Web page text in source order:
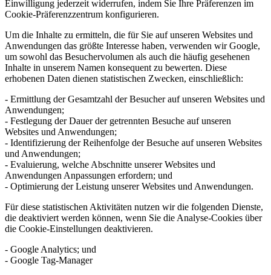
Einwilligung jederzeit widerrufen, indem Sie Ihre Präferenzen im
Cookie-Präferenzzentrum konfigurieren.
Um die Inhalte zu ermitteln, die für Sie auf unseren Websites und
Anwendungen das größte Interesse haben, verwenden wir Google,
um sowohl das Besuchervolumen als auch die häufig gesehenen
Inhalte in unserem Namen konsequent zu bewerten. Diese
erhobenen Daten dienen statistischen Zwecken, einschließlich:
- Ermittlung der Gesamtzahl der Besucher auf unseren Websites und
Anwendungen;
- Festlegung der Dauer der getrennten Besuche auf unseren
Websites und Anwendungen;
- Identifizierung der Reihenfolge der Besuche auf unseren Websites
und Anwendungen;
- Evaluierung, welche Abschnitte unserer Websites und
Anwendungen Anpassungen erfordern; und
- Optimierung der Leistung unserer Websites und Anwendungen.
Für diese statistischen Aktivitäten nutzen wir die folgenden Dienste,
die deaktiviert werden können, wenn Sie die Analyse-Cookies über
die Cookie-Einstellungen deaktivieren.
- Google Analytics; und
- Google Tag-Manager